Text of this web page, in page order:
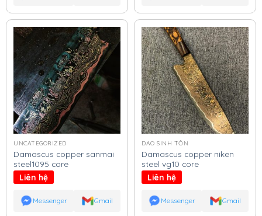
UNCATEGORIZED
Damascus copper sanmai
steel1095 core
Liên hệ
Messenger Gmail
DAO SINH TỒN
Damascus copper niken
steel vg10 core
Liên hệ
Messenger Gmail